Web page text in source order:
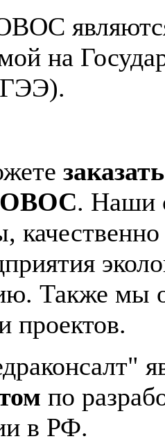
на
ОВОС. Наши
Также мы
проектов.
по
в РФ.